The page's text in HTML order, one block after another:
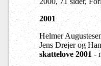
2001
Helmer
Jens Drejer og
skattelove 2001-